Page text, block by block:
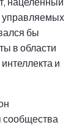
управляемых
бы
в области
и
сообщества